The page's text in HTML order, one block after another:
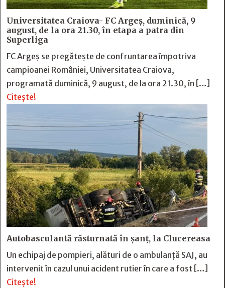
Universitatea Craiova- FC Argeș, duminică, 9
august, de la ora 21.30, în etapa a patra din
Superliga
FC Argeș se pregătește de confruntarea împotriva
campioanei României, Universitatea Craiova,
programată duminică, 9 august, de la ora 21.30, în […]
Citește!
Autobasculantă răsturnată în șanț, la Clucereasa
Un echipaj de pompieri, alături de o ambulanță SAJ, au
intervenit în cazul unui acident rutier în care a fost […]
Citește!